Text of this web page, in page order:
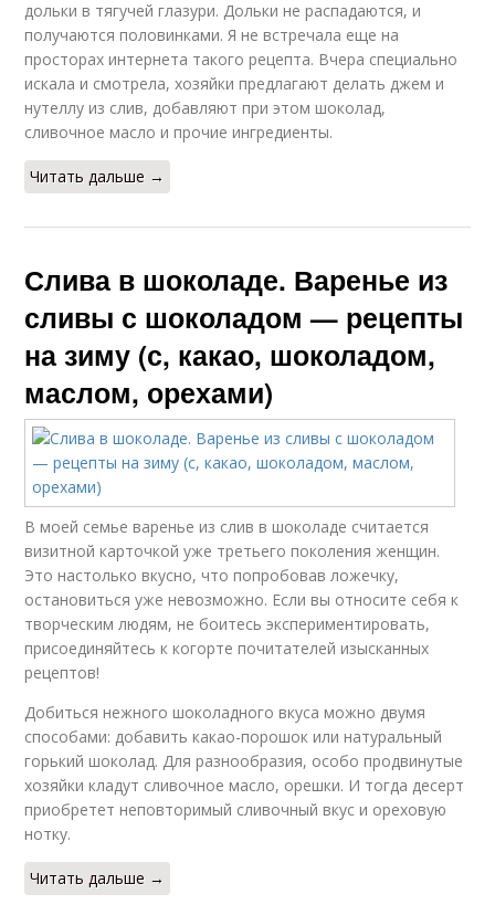
дольки в тягучей глазури. Дольки не распадаются, и
получаются половинками. Я не встречала еще на
просторах интернета такого рецепта. Вчера специально
искала и смотрела, хозяйки предлагают делать джем и
нутеллу из слив, добавляют при этом шоколад,
сливочное масло и прочие ингредиенты.
Читать дальше →
Слива в шоколаде. Варенье из
сливы с шоколадом — рецепты
на зиму (с, какао, шоколадом,
маслом, орехами)
В моей семье варенье из слив в шоколаде считается
визитной карточкой уже третьего поколения женщин.
Это настолько вкусно, что попробовав ложечку,
остановиться уже невозможно. Если вы относите себя к
творческим людям, не боитесь экспериментировать,
присоединяйтесь к когорте почитателей изысканных
рецептов!
Добиться нежного шоколадного вкуса можно двумя
способами: добавить какао-порошок или натуральный
горький шоколад. Для разнообразия, особо продвинутые
хозяйки кладут сливочное масло, орешки. И тогда десерт
приобретет неповторимый сливочный вкус и ореховую
нотку.
Читать дальше →